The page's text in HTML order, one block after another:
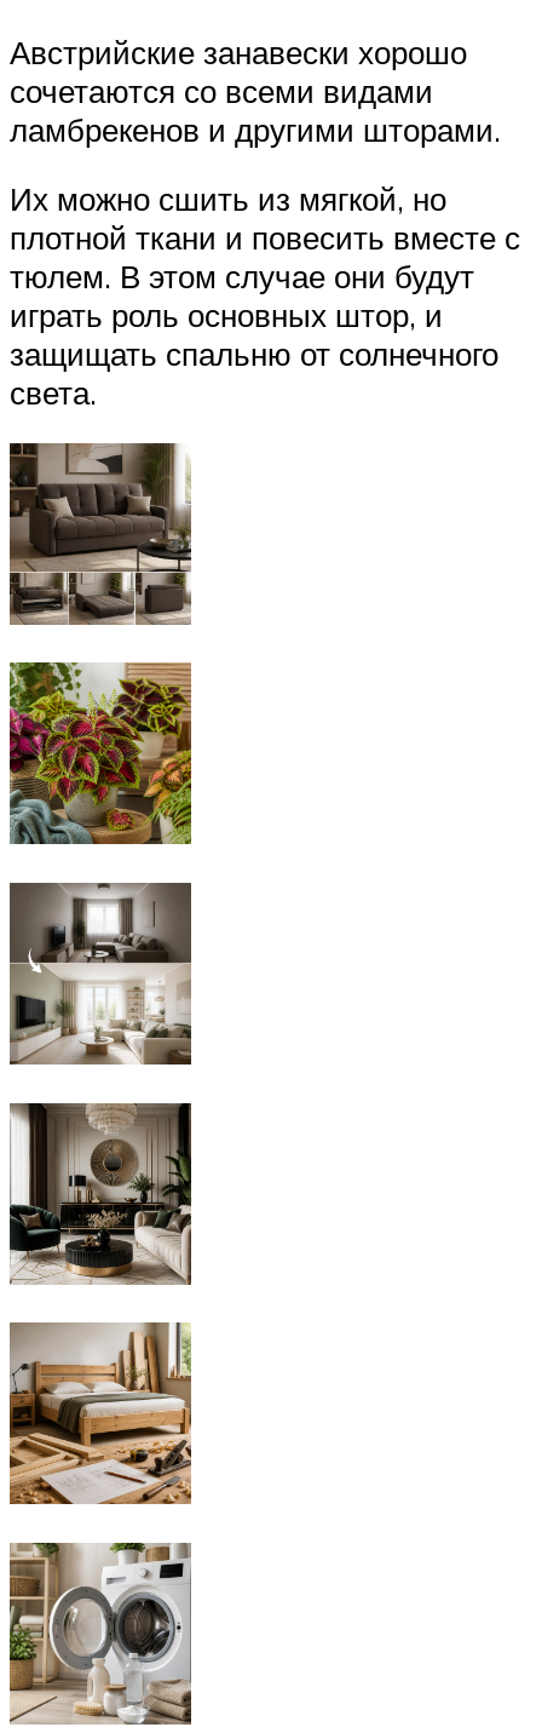
Австрийские занавески хорошо
сочетаются со всеми видами
ламбрекенов и другими шторами.
Их можно сшить из мягкой, но
плотной ткани и повесить вместе с
тюлем. В этом случае они будут
играть роль основных штор, и
защищать спальню от солнечного
света.